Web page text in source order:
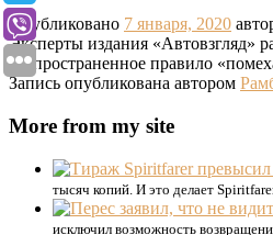
Опубликовано 7 января, 2020
Эксперты издания «Автовзгляд»
распространенное правило
Запись опубликована автором
More from my site
тысяч копий. И это делает
исключил возможность